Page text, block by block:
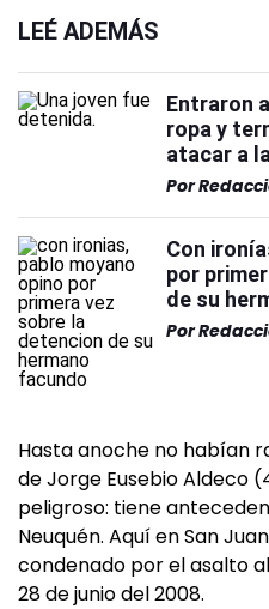
LEÉ ADEMÁS
Entraron
ropa y
atacar a
Por
Con
por
de su
Por
Hasta anoche no habían
de Jorge Eusebio Aldeco
peligroso: tiene
Neuquén. Aquí en San
condenado por el asalto
28 de junio del 2008.